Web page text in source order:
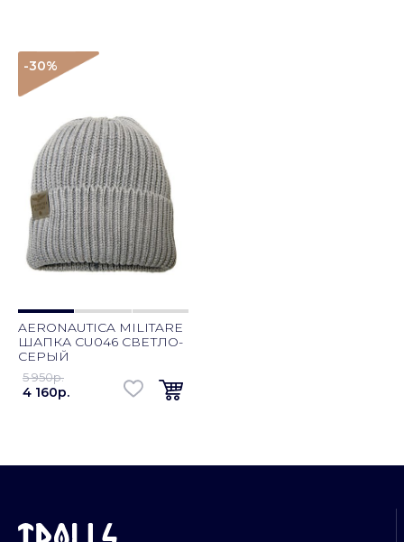
-30%
AERONAUTICA MILITARE
ШАПКА CU046 СВЕТЛО-
СЕРЫЙ
5 950p.
4 160p.